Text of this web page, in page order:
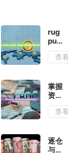
rug
pull
是什
么意
货币
世界
的陷
阱与
防范
查看
掌握
资产
动
向：
析区
块链
查看
逐仓
与全